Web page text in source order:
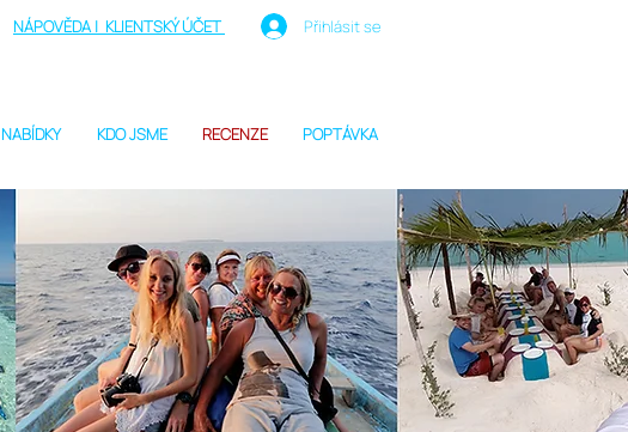
NABÍDKY KDO JSME RECENZE POPTÁVKA
Přihlásit se
NÁPOVĚDA | KLIENTSKÝ ÚČET